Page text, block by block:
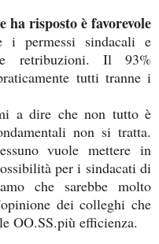
ha risposto è favorevole
i permessi sindacali e
le retribuzioni. Il 93%
tutti tranne i
a dire che non tutto è
non si tratta.
vuole mettere in
per i sindacati di
che sarebbe molto
dei colleghi che
OO.SS.più efficienza.